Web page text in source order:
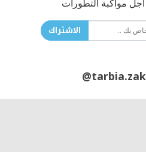
مواكبة التطورات
الاشتراك